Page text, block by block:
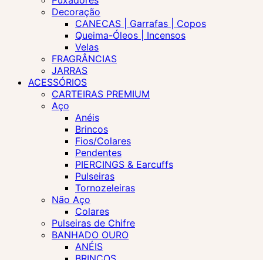
Decoração
CANECAS | Garrafas | Copos
Queima-Óleos | Incensos
Velas
FRAGRÂNCIAS
JARRAS
ACESSÓRIOS
CARTEIRAS PREMIUM
Aço
Anéis
Brincos
Fios/Colares
Pendentes
PIERCINGS & Earcuffs
Pulseiras
Tornozeleiras
Não Aço
Colares
Pulseiras de Chifre
BANHADO OURO
ANÉIS